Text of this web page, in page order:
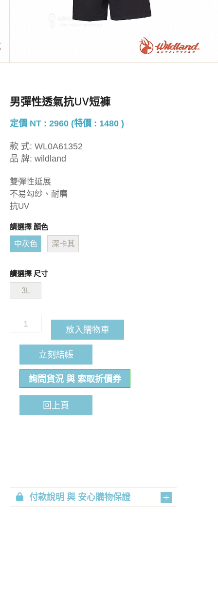
男彈性透氣抗UV短褲
定價 NT : 2960 (特價 : 1480 )
款 式: WL0A61352
品 牌: wildland
雙彈性延展
不易勾紗、耐磨
抗UV
請選擇 顏色
中灰色 深卡其
請選擇 尺寸
3L
放入購物車
立刻結帳
詢問貨況 與 索取折價券
回上頁
付款說明 與 安心購物保證